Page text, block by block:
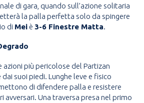
di gara, quando sull’azione solitaria
la palla perfetta solo da spingere
di Mei è 3-6 Finestre Matta.
azioni più pericolose del Partizan
suoi piedi. Lunghe leve e fisico
di difendere palla e resistere
avversari. Una traversa presa nel primo